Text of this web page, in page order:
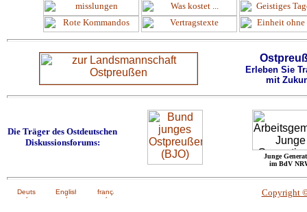
Erleben Sie
mit
Die Träger des Ostdeutschen
Diskussionsforums:
Junge
im BdV
Copyright